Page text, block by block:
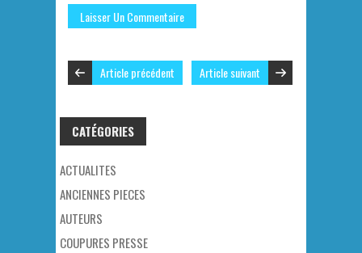
Article précédent Article suivant
CATÉGORIES
ACTUALITES
ANCIENNES PIECES
AUTEURS
COUPURES PRESSE